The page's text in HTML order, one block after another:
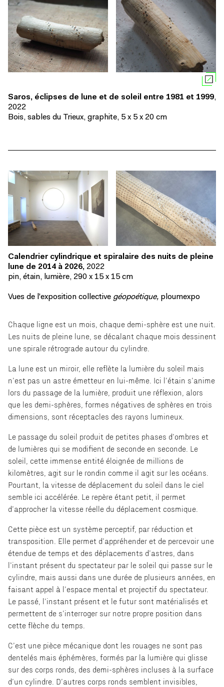
Saros, éclipses de lune et de soleil entre 1981 et 1999,
2022
Bois, sables du Trieux, graphite, 5 x 5 x 20 cm
Calendrier cylindrique et spiralaire des nuits de pleine
lune de 2014 à 2026, 2022
pin, étain, lumière, 290 x 15 x 15 cm
Vues de l'exposition collective géopoétique, ploumexpo
Chaque ligne est un mois, chaque demi-sphère est une nuit.
Les nuits de pleine lune, se décalant chaque mois dessinent
une spirale rétrograde autour du cylindre.
La lune est un miroir, elle reflète la lumière du soleil mais
n’est pas un astre émetteur en lui-même. Ici l’étain s’anime
lors du passage de la lumière, produit une réflexion, alors
que les demi-sphères, formes négatives de sphères en trois
dimensions, sont réceptacles des rayons lumineux.
Le passage du soleil produit de petites phases d’ombres et
de lumières qui se modifient de seconde en seconde. Le
soleil, cette immense entité éloignée de millions de
kilomètres, agit sur le rondin comme il agit sur les océans.
Pourtant, la vitesse de déplacement du soleil dans le ciel
semble ici accélérée. Le repère étant petit, il permet
d’approcher la vitesse réelle du déplacement cosmique.
Cette pièce est un système perceptif, par réduction et
transposition. Elle permet d’appréhender et de percevoir une
étendue de temps et des déplacements d’astres, dans
l’instant présent du spectateur par le soleil qui passe sur le
cylindre, mais aussi dans une durée de plusieurs années, en
faisant appel à l’espace mental et projectif du spectateur.
Le passé, l’instant présent et le futur sont matérialisés et
permettent de s’interroger sur notre propre position dans
cette flèche du temps.
C’est une pièce mécanique dont les rouages ne sont pas
dentelés mais éphémères, formés par la lumière qui glisse
sur des corps ronds, des demi-sphères incluses à la surface
d’un cylindre. D’autres corps ronds semblent invisibles,